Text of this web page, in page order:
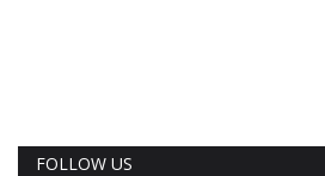
FOLLOW US